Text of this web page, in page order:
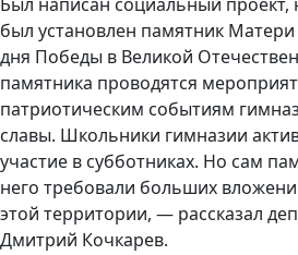
был установлен памятник
дня Победы в Великой
памятника проводятся
патриотическим событиям
славы. Школьники гимназии
участие в субботниках. Но сам
него требовали больших
этой территории, — рассказал
Дмитрий Кочкарев.